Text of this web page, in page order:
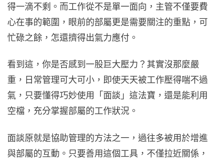
得一滴不剩。而工作從不是單一面向，主管不僅要費
心在事的範圍，眼前的部屬更是需要關注的重點，可
忙碌之餘，怎還擠得出氣力應付。
看到這，你是否感到一股巨大壓力？其實沒那麼嚴
重，日常管理可大可小，即使天天被工作壓得喘不過
氣，只要懂得巧妙使用「面談」這法寶，還是能利用
空檔，充分掌握部屬的工作狀況。
面談原就是協助管理的方法之一，過往多被用於增進
與部屬的互動。只要善用這個工具，不僅拉近關係，